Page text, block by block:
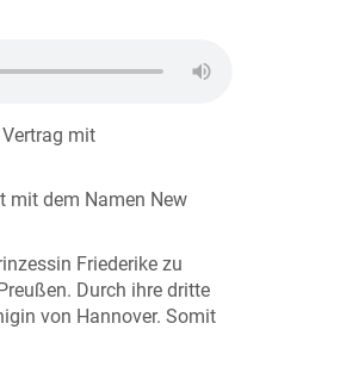
mit
mit dem Namen New
Friederike zu
Durch ihre dritte
von Hannover. Somit